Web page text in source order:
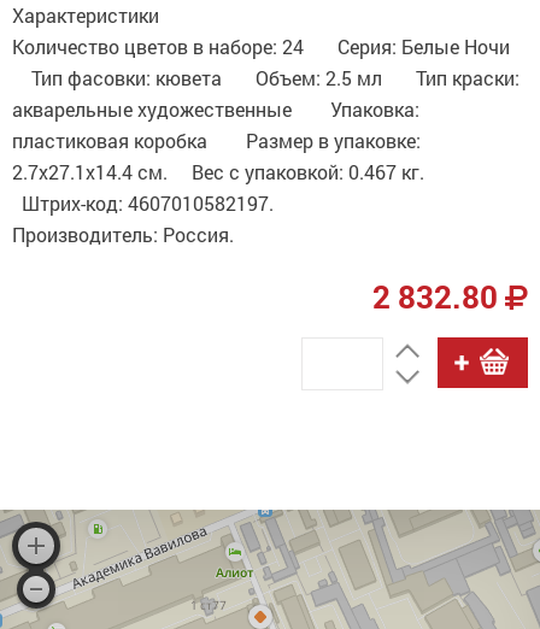
Характеристики
Количество цветов в наборе: 24 Серия: Белые Ночи
Тип фасовки: кювета Объем: 2.5 мл Тип краски:
акварельные художественные Упаковка:
пластиковая коробка Размер в упаковке:
2.7x27.1x14.4 см. Вес с упаковкой: 0.467 кг.
Штрих-код: 4607010582197.
Производитель: Россия.
2 832.80